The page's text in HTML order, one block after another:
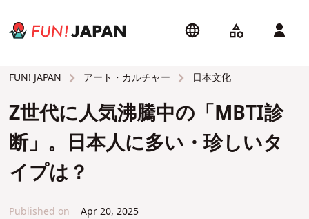
FUN! JAPAN アート・カルチャー 日本文化
Z世代に人気沸騰中の「MBTI診
断」。日本人に多い・珍しいタ
イプは？
Published on
Apr 20, 2025